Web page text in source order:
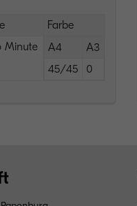
Farbe
Minute
A4
A3
45/45
0